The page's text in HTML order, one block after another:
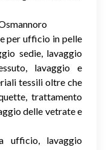
per ufficio in pelle
sedie, lavaggio
lavaggio e
tessili oltre che
trattamento
delle vetrate e
ufficio, lavaggio